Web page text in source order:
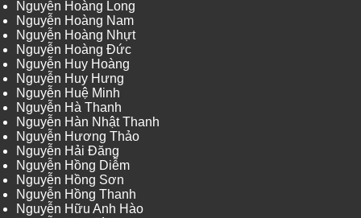
Nguyễn Hoàng Long
Nguyễn Hoàng Nam
Nguyễn Hoàng Nhựt
Nguyễn Hoàng Đức
Nguyễn Huy Hoàng
Nguyễn Huy Hưng
Nguyễn Huệ Minh
Nguyễn Hà Thanh
Nguyễn Hàn Nhật Thanh
Nguyễn Hương Thảo
Nguyễn Hải Đăng
Nguyễn Hồng Diễm
Nguyễn Hồng Sơn
Nguyễn Hồng Thanh
Nguyễn Hữu Anh Hào